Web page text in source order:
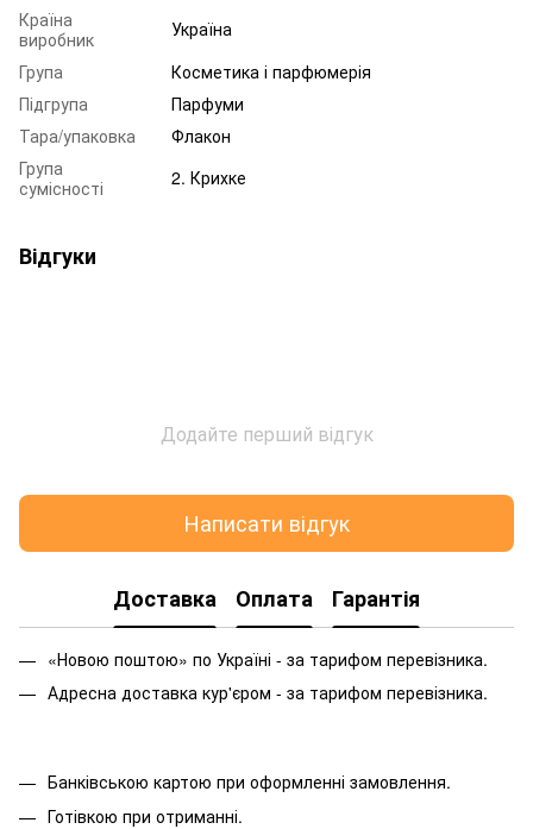
Країна
виробник
Україна
Група
Косметика і парфюмерія
Підгрупа
Парфуми
Тара/упаковка
Флакон
Група
сумісності
2. Крихке
Відгуки
Додайте перший відгук
Написати відгук
Доставка Оплата Гарантія
«Новою поштою» по Україні - за тарифом перевізника.
Адресна доставка кур'єром - за тарифом перевізника.
Банківською картою при оформленні замовлення.
Готівкою при отриманні.